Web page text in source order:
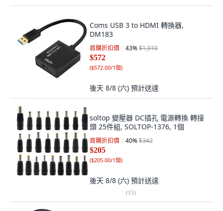
Coms USB 3 to HDMI 轉換器,
DM183
首購折扣價 43%$1,010
$572
($572.00/1個)
後天 8/8 (六) 預計送達
soltop 變壓器 DC插孔 電源轉換 轉接
頭 25件組, SOLTOP-1376, 1個
首購折扣價 40%$342
$205
($205.00/1個)
後天 8/8 (六) 預計送達
(15)